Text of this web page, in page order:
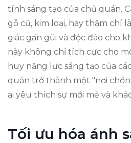
tính sáng tạo của chủ quán.
gỗ cũ, kim loại, hay thậm chí
giác gần gũi và độc đáo cho
này không chỉ tích cực cho
huy năng lực sáng tạo của
quán trở thành một "nơi
ai yêu thích sự mới mẻ và
Tối ưu hóa ánh